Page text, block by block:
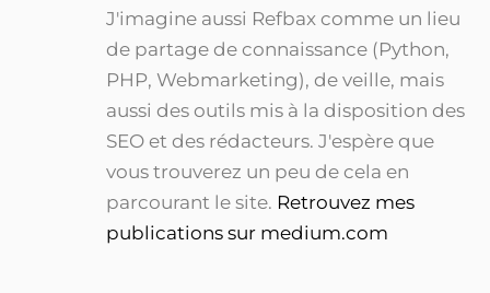
J'imagine aussi Refbax comme un lieu
de partage de connaissance (Python,
PHP, Webmarketing), de veille, mais
aussi des outils mis à la disposition des
SEO et des rédacteurs. J'espère que
vous trouverez un peu de cela en
parcourant le site. Retrouvez mes
publications sur medium.com